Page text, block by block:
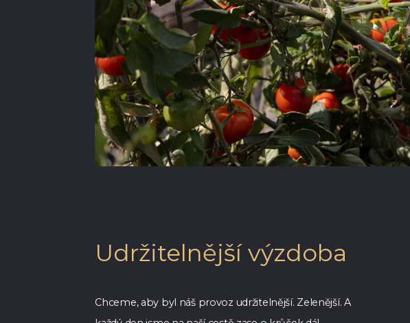
Udržitelnější výzdoba
Chceme, aby byl náš provoz udržitelnější. Zelenější. A